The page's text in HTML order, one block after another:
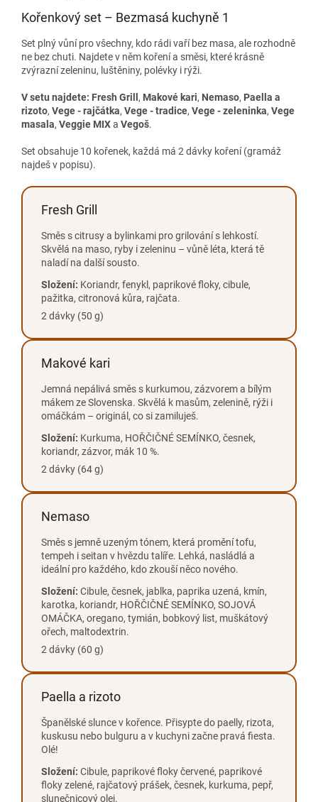
Kořenkový set – Bezmasá kuchyně 1
Set plný vůní pro všechny, kdo rádi vaří bez masa, ale rozhodně
ne bez chuti. Najdete v něm koření a směsi, které krásně
zvýrazní zeleninu, luštěniny, polévky i rýži.
V setu najdete: Fresh Grill , Makové kari, Nemaso, Paella a
rizoto, Vege - rajčátka, Vege - tradice, Vege - zeleninka, Vege
masala, Veggie MIXa Vegoš.
Set obsahuje 10 kořenek, každá má 2 dávky koření (gramáž
najdeš v popisu).
Fresh Grill
Směs s citrusy a bylinkami pro grilování s lehkostí.
Skvělá na maso, ryby i zeleninu – vůně léta, která tě
naladí na další sousto.
Složení: Koriandr, fenykl, paprikové floky, cibule,
pažitka, citronová kůra, rajčata.
2 dávky (50 g)
Makové kari
Jemná nepálivá směs s kurkumou, zázvorem a bílým
mákem ze Slovenska. Skvělá k masům, zelenině, rýži i
omáčkám – originál, co si zamiluješ.
Složení: Kurkuma, HOŘČIČNÉ SEMÍNKO, česnek,
koriandr, zázvor, mák 10 %.
2 dávky (64 g)
Nemaso
Směs s jemně uzeným tónem, která promění tofu,
tempeh i seitan v hvězdu talíře. Lehká, nasládlá a
ideální pro každého, kdo zkouší něco nového.
Složení: Cibule, česnek, jablka, paprika uzená, kmín,
karotka, koriandr, HOŘČIČNÉ SEMÍNKO, SOJOVÁ
OMÁČKA, oregano, tymián, bobkový list, muškátový
ořech, maltodextrin.
2 dávky (60 g)
Paella a rizoto
Španělské slunce v kořence. Přisypte do paelly, rizota,
kuskusu nebo bulguru a v kuchyni začne pravá fiesta.
Olé!
Složení: Cibule, paprikové floky červené, paprikové
floky zelené, rajčatový prášek, česnek, kurkuma, pepř,
slunečnicový olej.